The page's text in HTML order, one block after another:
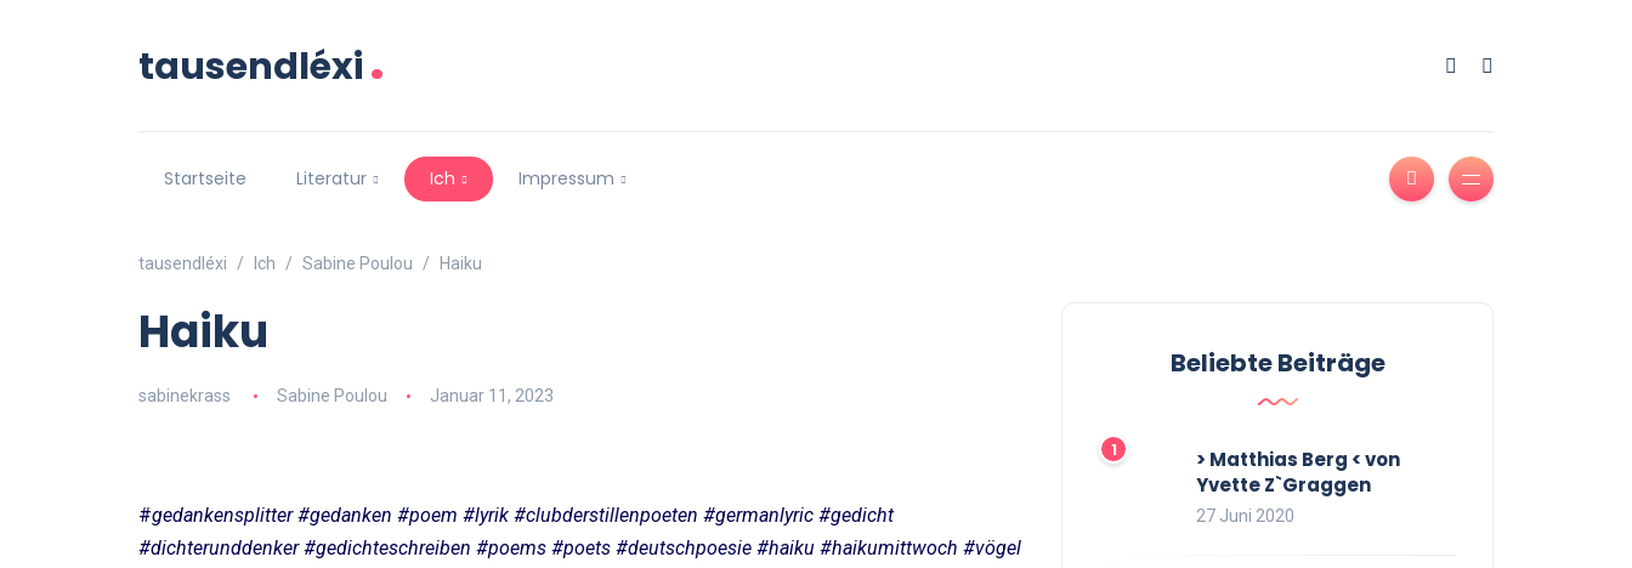
tausendléxi.
Startseite Literatur Ich Impressum
tausendléxi Ich Sabine Poulou Haiku
Haiku
sabinekrass Sabine Poulou Januar 11, 2023
#gedankensplitter #gedanken #poem #lyrik #clubderstillenpoeten #germanlyric #gedicht
#dichterunddenker #gedichteschreiben #poems #poets #deutschpoesie #haiku #haikumittwoch #vögel
Beliebte Beiträge
> Matthias Berg < von
Yvette Z`Graggen
27 Juni 2020